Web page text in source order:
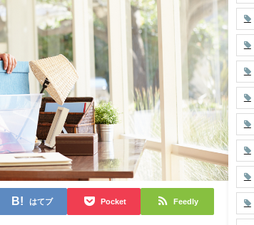
はてブ Pocket Feedly